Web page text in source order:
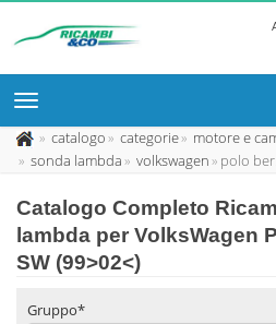
catalogo categorie
motore e
sonda lambda
volkswagen polo
Catalogo Completo
lambda per VolksWagen
SW (99>02<)
Gruppo*